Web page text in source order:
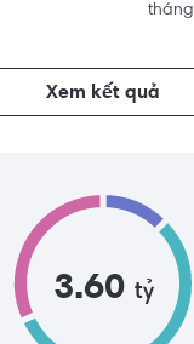
tháng
Xem kết quả
3.60 tỷ